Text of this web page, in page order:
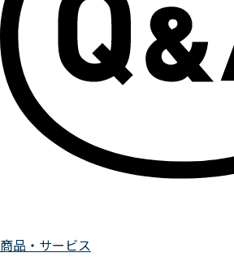
商品・サービス